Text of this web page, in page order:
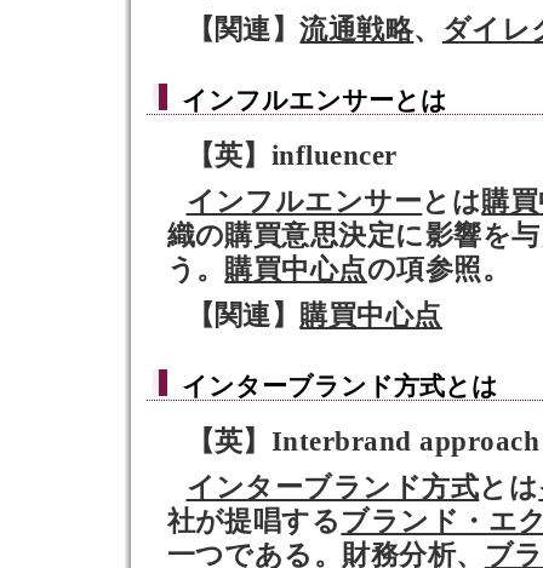
【関連】流通戦略、 ダイレ
インフルエンサーとは
【英】influencer
インフルエンサー とは購
織の購買意思決定に影響を
う。 購買中心点の項参照。
【関連】 購買中心点
インターブランド方式とは
【英】Interbrand approach
インターブランド方式とは
社が提唱する ブランド・エ
一つである。財務分析、 ブ